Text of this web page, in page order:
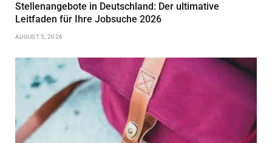
Stellenangebote in Deutschland: Der ultimative
Leitfaden für Ihre Jobsuche 2026
AUGUST 5, 2026